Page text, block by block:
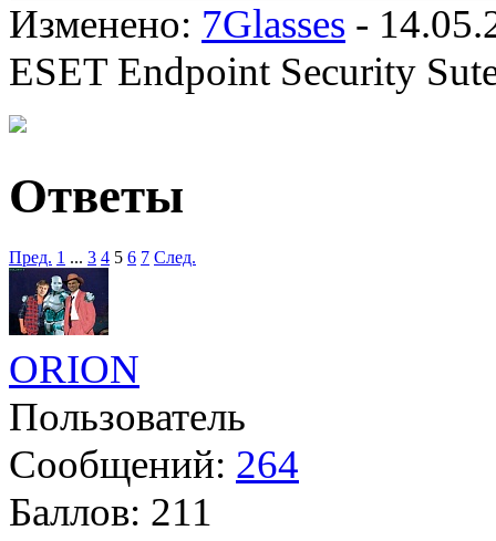
Изменено: 7Glasses -
ESET Endpoint Security
Ответы
Пред. 1 ... 3 4 5 6 7 След.
ORION
Пользователь
Сообщений: 264
Баллов: 211